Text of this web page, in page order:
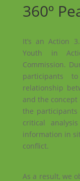
360º
It’s an Action
Youth in
Commission.
participants
relationship
and the
the
critical
information in
conflict.
As a result, we